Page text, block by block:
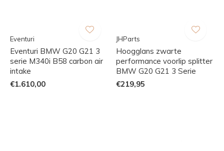
Eventuri
Eventuri BMW G20 G21 3
serie M340i B58 carbon air
intake
€1.610,00
JHParts
Hoogglans zwarte
performance voorlip splitter
BMW G20 G21 3 Serie
€219,95